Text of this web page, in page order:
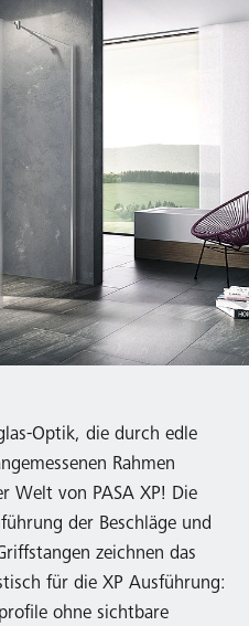
Optik, die durch edle
Rahmen
Welt von PASA XP! Die
der Beschläge und
zeichnen das
für die XP Ausführung:
ohne sichtbare